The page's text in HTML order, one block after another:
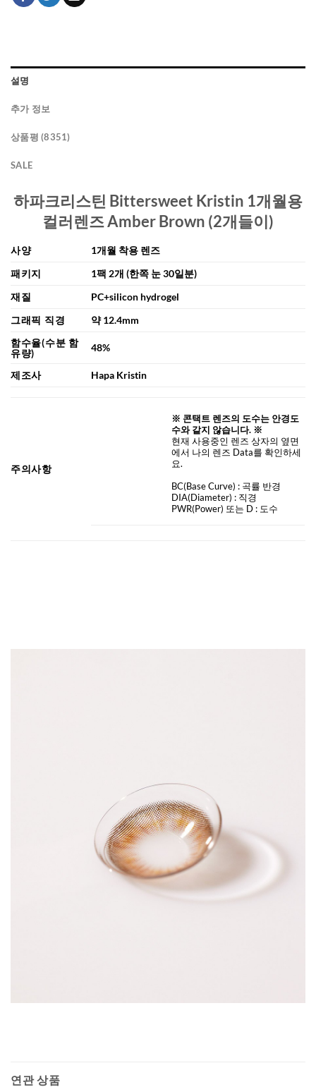
설명
추가 정보
상품평 (8351)
SALE
하파크리스틴 Bittersweet Kristin 1개월용
컬러렌즈 Amber Brown (2개들이)
사양
1개월 착용 렌즈
패키지
1팩 2개 (한쪽 눈 30일분)
재질
PC+silicon hydrogel
그래픽 직경
약 12.4mm
함수율(수분 함
유량)
48%
제조사 Hapa Kristin
주의사항
※ 콘택트 렌즈의 도수는 안경도
수와 같지 않습니다. ※
현재 사용중인 렌즈 상자의 옆면
에서 나의 렌즈 Data를 확인하세
요.
BC(Base Curve) : 곡률 반경
DIA(Diameter) : 직경
PWR(Power) 또는 D : 도수
연관 상품